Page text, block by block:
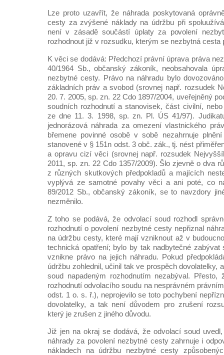
Lze proto uzavřít, že náhrada poskytovaná
cesty za zvýšené náklady na údržbu při
není v zásadě součástí úplaty za povolení
rozhodnout již v rozsudku, kterým se nezbytná cesta
K věci se dodává: Předchozí právní úprava práva
40/1964 Sb., občanský zákoník, neobsahovala
nezbytné cesty. Právo na náhradu bylo
základních práv a svobod (srovnej např. rozsudek
20. 7. 2005, sp. zn. 22 Cdo 1897/2004, uveřejněný
soudních rozhodnutí a stanovisek, část civilní,
ze dne 11. 3. 1998, sp. zn. Pl. ÚS 41/97).
jednorázová náhrada za omezení vlastnického
břemene povinné osobě v sobě nezahrnuje
stanovené v § 151n odst. 3 obč. zák., tj. nést
a opravu cizí věci (srovnej např. rozsudek
2011, sp. zn. 22 Cdo 1357/2009). Šlo zjevně o dva
z různých skutkových předpokladů a majících
vyplývá ze samotné povahy věci a ani poté, co
89/2012 Sb., občanský zákoník, se to navzdory
nezměnilo.
Z toho se podává, že odvolací soud rozhodl
rozhodnutí o povolení nezbytné cesty nepřiznal
na údržbu cesty, které mají vzniknout až v
technická opatření; bylo by tak nadbytečné
vznikne právo na jejich náhradu. Pokud
údržbu zohlednil, učinil tak ve prospěch dovolatelky,
soud napadeným rozhodnutím nezabýval.
rozhodnutí odvolacího soudu na nesprávném
odst. 1 o. s. ř.), neprojevilo se toto pochybení
dovolatelky, a tak není důvodem pro zrušení
který je zrušen z jiného důvodu.
Již jen na okraj se dodává, že odvolací soud
náhrady za povolení nezbytné cesty zahrnuje i
nákladech na údržbu nezbytné cesty